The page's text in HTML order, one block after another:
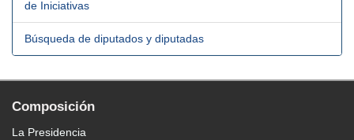
de Iniciativas
Búsqueda de diputados y diputadas
Composición
La Presidencia